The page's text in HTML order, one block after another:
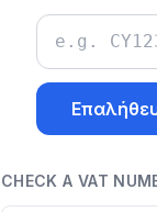
CHECK A VAT